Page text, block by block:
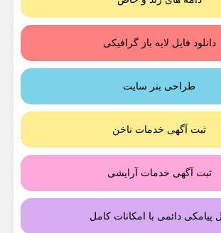
دانلود فایل لایه باز گرافیکی
طراحی بنر سایت
ثبت آگهی خدمات ناخن
ثبت آگهی خدمات آرایشی
پیامکی دائمی با امکانات کامل